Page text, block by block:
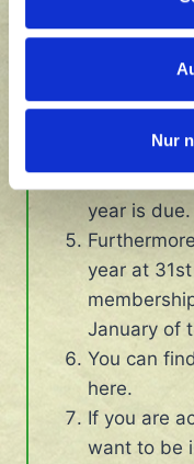
Nur
calendary
the
of one full
year is due.
year at
January of
You can
here.
If you are
want to be